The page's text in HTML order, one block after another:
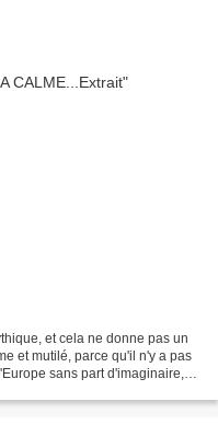
et cela ne donne pas un
et mutilé, parce qu'il n'y a pas
sans part d'imaginaire,